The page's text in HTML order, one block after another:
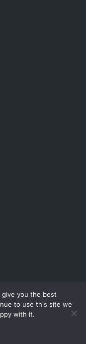
powered by
you the best
to use this site we
with it.